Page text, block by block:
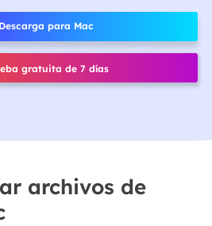
Descarga para Mac
gratuita de 7 días
archivos de